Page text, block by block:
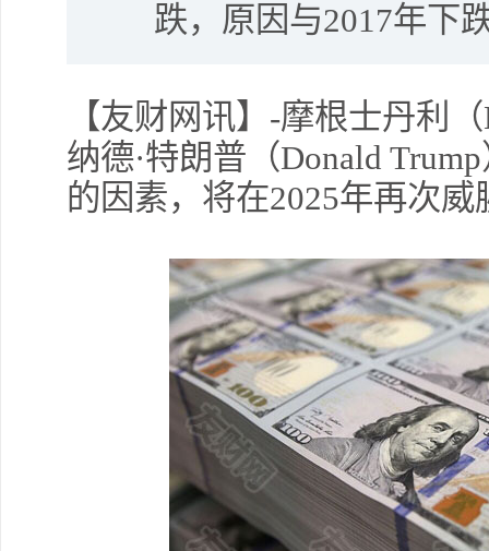
跌，原因与2017年下
【友财网讯】-摩根士丹利
纳德·特朗普（Donald
的因素，将在2025年再次威